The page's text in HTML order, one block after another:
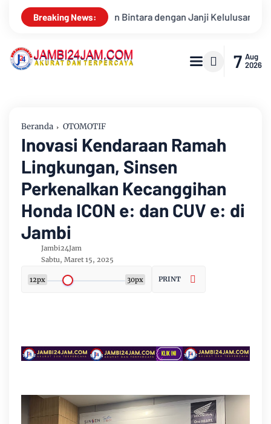
Breaking News:
Kelulusan Konsisten Alirkan Kepedulian, Sinsen Gelar
7 Aug
2026
Beranda OTOMOTIF
Inovasi Kendaraan Ramah
Lingkungan, Sinsen
Perkenalkan Kecanggihan
Honda ICON e: dan CUV e: di
Jambi
Jambi24Jam
Sabtu, Maret 15, 2025
12px 30px PRINT